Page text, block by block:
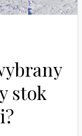
stok